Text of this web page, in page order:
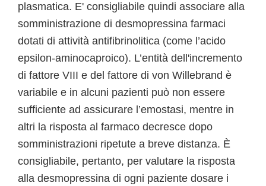
plasmatica. E' consigliabile quindi associare alla
somministrazione di desmopressina farmaci
dotati di attività antifibrinolitica (come l’acido
epsilon-aminocaproico). L’entità dell'incremento
di fattore VIII e del fattore di von Willebrand è
variabile e in alcuni pazienti può non essere
sufficiente ad assicurare l’emostasi, mentre in
altri la risposta al farmaco decresce dopo
somministrazioni ripetute a breve distanza. È
consigliabile, pertanto, per valutare la risposta
alla desmopressina di ogni paziente dosare i